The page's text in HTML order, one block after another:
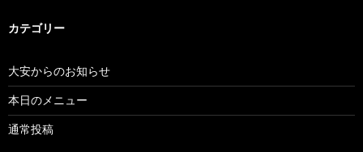
カテゴリー
大安からのお知らせ
本日のメニュー
通常投稿